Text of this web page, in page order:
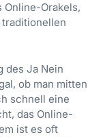
Online-Orakels,
des Ja Nein
ob man mitten
schnell eine
das Online-
ist es oft